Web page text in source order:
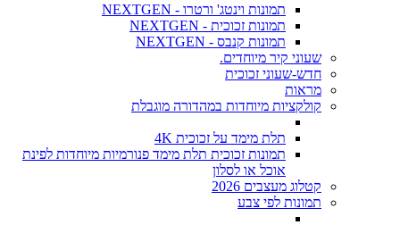
תמונות וינטג' ורטרו - NEXTGEN
תמונות זכוכית - NEXTGEN
תמונות קנבס - NEXTGEN
שעוני קיר מיוחדים.
חדש-שעוני זכוכית
מראות
קולקציות מיוחדות במהדורה מוגבלת
תלת מימד על זכוכית 4K
תמונות זכוכית תלת מימד פנורמיות מיוחדות לפינת
אוכל או לסלון
קטלוג מעצבים 2026
תמונות לפי צבע